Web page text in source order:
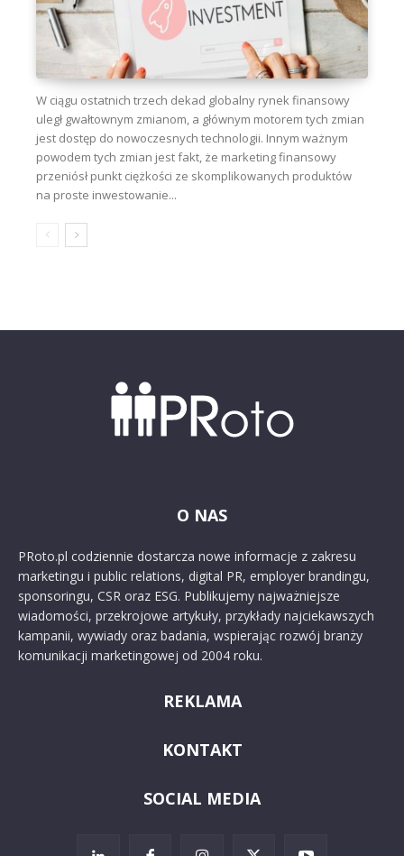
W ciągu ostatnich trzech dekad globalny rynek finansowy
uległ gwałtownym zmianom, a głównym motorem tych zmian
jest dostęp do nowoczesnych technologii. Innym ważnym
powodem tych zmian jest fakt, że marketing finansowy
przeniósł punkt ciężkości ze skomplikowanych produktów
na proste inwestowanie...
O NAS
PRoto.pl codziennie dostarcza nowe informacje z zakresu
marketingu i public relations, digital PR, employer brandingu,
sponsoringu, CSR oraz ESG. Publikujemy najważniejsze
wiadomości, przekrojowe artykuły, przykłady najciekawszych
kampanii, wywiady oraz badania, wspierając rozwój branży
komunikacji marketingowej od 2004 roku.
REKLAMA
KONTAKT
SOCIAL MEDIA